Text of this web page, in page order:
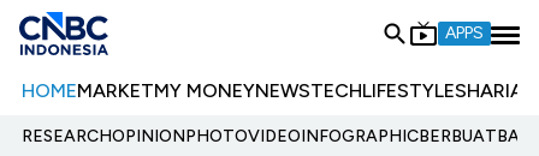
APPS
HOMEMARKETMY MONEYNEWSTECHLIFESTYLESHARIA
RESEARCHOPINIONPHOTOVIDEOINFOGRAPHIC